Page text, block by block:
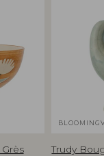
Trudy